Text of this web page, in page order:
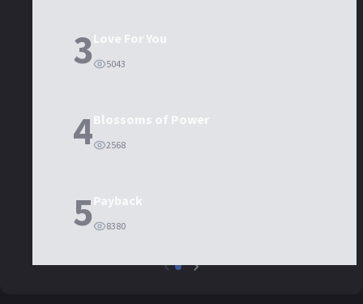
3Love For You
5043
4Blossoms of Power
2568
5Payback
8380